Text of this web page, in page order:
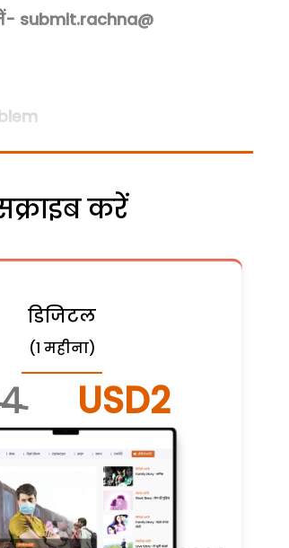
submit.rachna@
करें
डिजिटल
(1 महीना)
USD2